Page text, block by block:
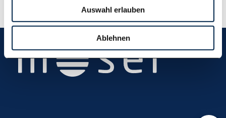
Auswahl erlauben
Ablehnen